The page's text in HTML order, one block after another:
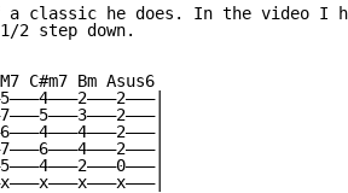
classic he does. In the video I
2 step down.
C#m7 Bm Asus6